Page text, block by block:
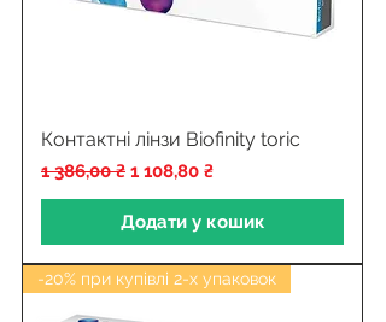
Контактні лінзи Biofinity toric
Звичайна ціна
1 386,00 ₴ За розпродажем
1 108,80 ₴
Додати у кошик
-20% при купівлі 2-х упаковок